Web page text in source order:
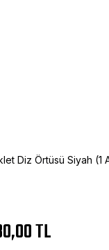
Diz Örtüsü Siyah
TL